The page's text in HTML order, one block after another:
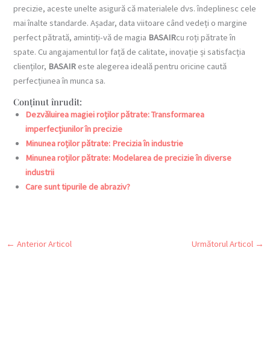
precizie, aceste unelte asigură că materialele dvs. îndeplinesc cele
mai înalte standarde. Așadar, data viitoare când vedeți o margine
perfect pătrată, amintiți-vă de magia BASAIRcu roți pătrate în
spate. Cu angajamentul lor față de calitate, inovație și satisfacția
clienților, BASAIR este alegerea ideală pentru oricine caută
perfecțiunea în munca sa.
Conținut înrudit:
Dezvăluirea magiei roților pătrate: Transformarea
imperfecțiunilor în precizie
Minunea roților pătrate: Precizia în industrie
Minunea roților pătrate: Modelarea de precizie în diverse
industrii
Care sunt tipurile de abraziv?
← Anterior Articol Următorul Articol →